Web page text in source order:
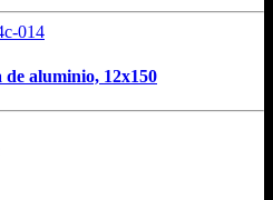
aluminio, 12x150